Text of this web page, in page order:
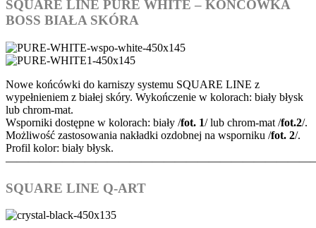
SQUARE LINE PURE WHITE – KOŃCÓWKA
BOSS BIAŁA SKÓRA
Nowe końcówki do karniszy systemu SQUARE LINE z
wypełnieniem z białej skóry. Wykończenie w kolorach: biały błysk
lub chrom-mat.
Wsporniki dostępne w kolorach: biały /fot. 1/ lub chrom-mat /fot.2/.
Możliwość zastosowania nakładki ozdobnej na wsporniku /fot. 2/.
Profil kolor: biały błysk.
SQUARE LINE Q-ART